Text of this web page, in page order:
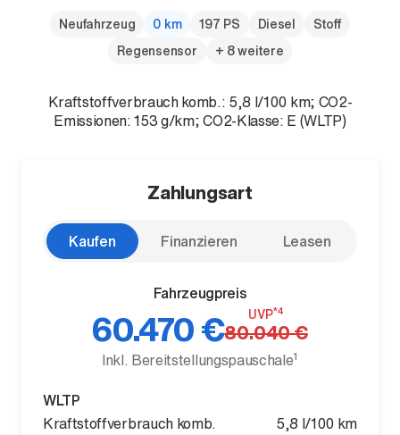
Der neue BMW X5.
Geschaffen, um vorauszugehen.
Neufahrzeug 0 km 197 PS Diesel
Stoff
Regensensor
+ 8 weitere
Kraftstoffverbrauch komb.: 5,8 l/100 km; CO2-
Emissionen: 153 g/km; CO2-Klasse: E (WLTP)
Zahlungsart
Kaufen Finanzieren Leasen
Fahrzeugpreis
60.470 € UVP*4
80.040 €
Inkl. Bereitstellungspauschale1
WLTP
Kraftstoffverbrauch komb.
5,8 l/100 km